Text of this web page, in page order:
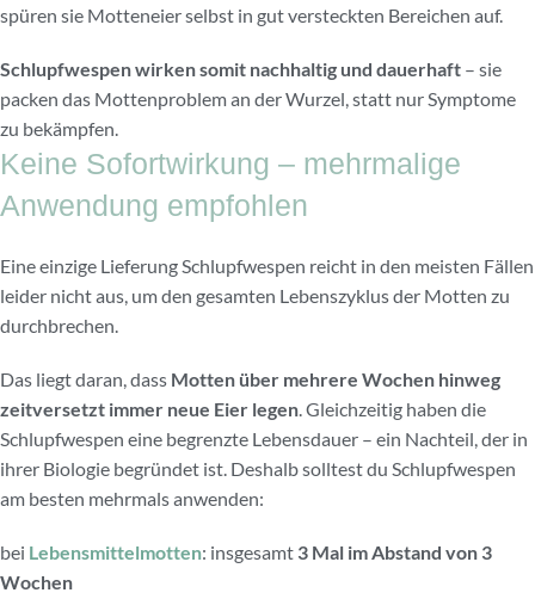
spüren sie Motteneier selbst in gut versteckten Bereichen auf.
Schlupfwespen wirken somit nachhaltig und dauerhaft – sie
packen das Mottenproblem an der Wurzel, statt nur Symptome
zu bekämpfen.
Keine Sofortwirkung – mehrmalige
Anwendung empfohlen
Eine einzige Lieferung Schlupfwespen reicht in den meisten Fällen
leider nicht aus, um den gesamten Lebenszyklus der Motten zu
durchbrechen.
Das liegt daran, dass Motten über mehrere Wochen hinweg
zeitversetzt immer neue Eier legen. Gleichzeitig haben die
Schlupfwespen eine begrenzte Lebensdauer – ein Nachteil, der in
ihrer Biologie begründet ist. Deshalb solltest du Schlupfwespen
am besten mehrmals anwenden:
bei Lebensmittelmotten: insgesamt 3 Mal im Abstand von 3
Wochen